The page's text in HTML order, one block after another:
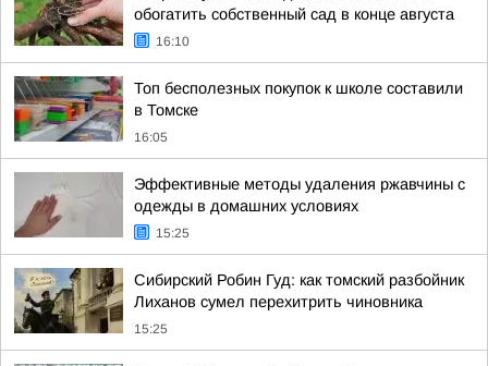
обогатить собственный сад в конце августа
16:10
Топ бесполезных покупок к школе составили
в Томске
16:05
Эффективные методы удаления ржавчины с
одежды в домашних условиях
15:25
Сибирский Робин Гуд: как томский разбойник
Лиханов сумел перехитрить чиновника
15:25